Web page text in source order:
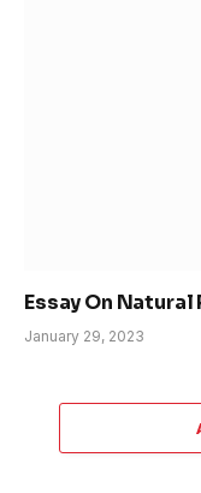
Essay On
January 29, 2023